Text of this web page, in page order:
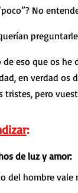
No
eso que os he
en verdad
tristes, pero
:
de luz y amor:
del hombre vale